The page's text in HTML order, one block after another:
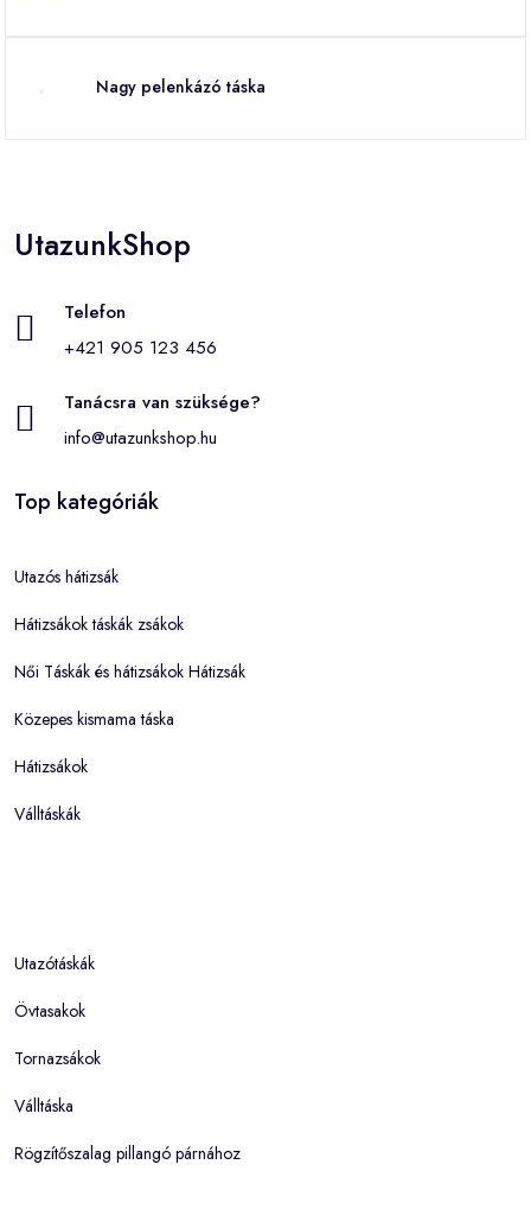
Nagy pelenkázó táska
UtazunkShop
Telefon
+421 905 123 456
Tanácsra van szüksége?
info@utazunkshop.hu
Top kategóriák
Utazós hátizsák
Hátizsákok táskák zsákok
Női Táskák és hátizsákok Hátizsák
Közepes kismama táska
Hátizsákok
Válltáskák
Utazótáskák
Övtasakok
Tornazsákok
Válltáska
Rögzítőszalag pillangó párnához